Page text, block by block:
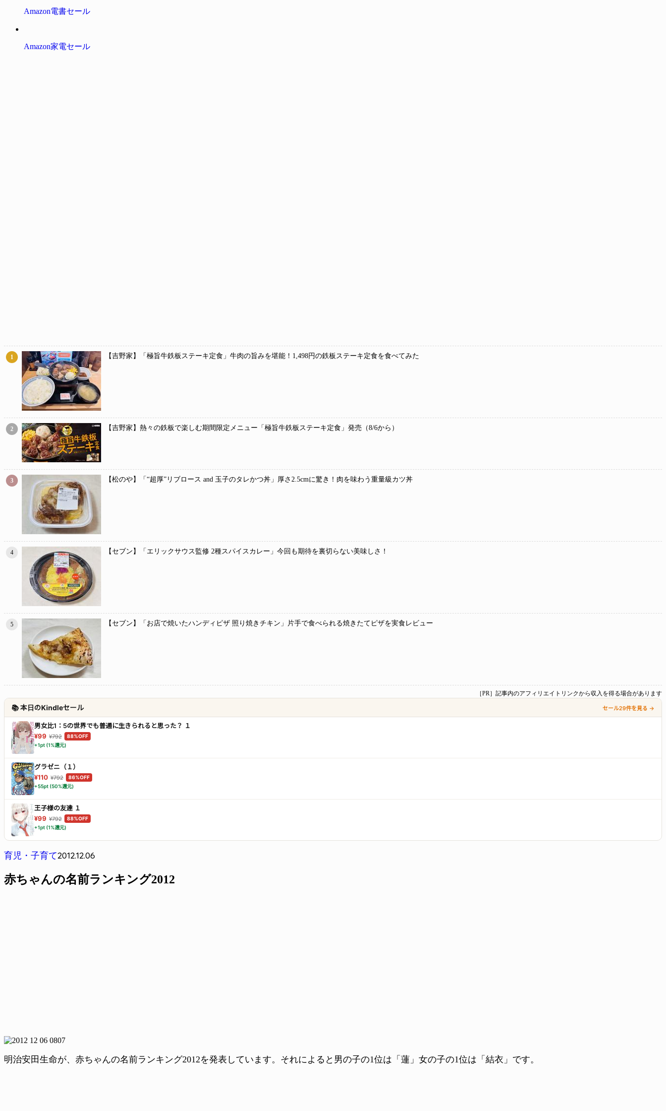
Amazon電書セール
Amazon家電セール
1 【吉野家】「極旨牛鉄板ステーキ定食」牛肉の旨みを堪能！1,498円の鉄板ステーキ定食を食べてみた
2 【吉野家】熱々の鉄板で楽しむ期間限定メニュー「極旨牛鉄板ステーキ定食」発売（8/6から）
3 【松のや】「“超厚”リブロース and 玉子のタレかつ丼」厚さ2.5cmに驚き！肉を味わう重量級カツ丼
4 【セブン】「エリックサウス監修 2種スパイスカレー」今回も期待を裏切らない美味しさ！
5 【セブン】「お店で焼いたハンディピザ 照り焼きチキン」片手で食べられる焼きたてピザを実食レビュー
［PR］記事内のアフィリエイトリンクから収入を得る場合があります
📚 本日のKindleセール セール29件を見る →
男女比1：5の世界でも普通に生きられると思った？ １
¥99 ¥792
88%OFF
+1pt (1%還元)
グラゼニ（１）
¥110 ¥792
86%OFF
+55pt (50%還元)
王子様の友達 １
¥99 ¥792
88%OFF
+1pt (1%還元)
育児・子育て2012.12.06
赤ちゃんの名前ランキング2012
明治安田生命が、赤ちゃんの名前ランキング2012を発表しています。それによると男の子の1位は「蓮」女の子の1位は「結衣」です。